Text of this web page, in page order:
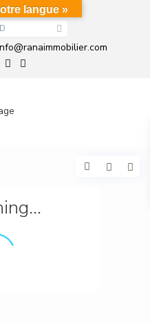
langue »